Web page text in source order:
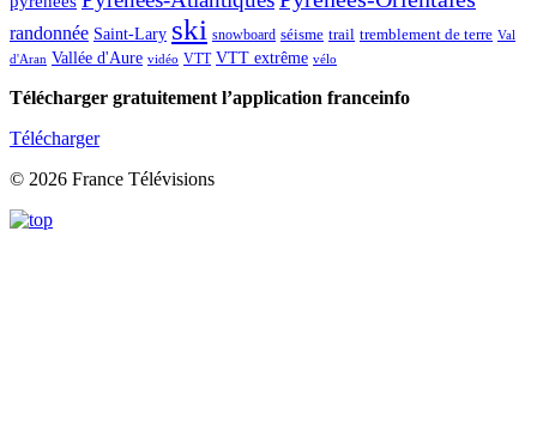
randonnée Saint-Lary ski snowboard séisme trail tremblement de terre Val
d'Aran Vallée d'Aure vidéo VTT VTT extrême vélo
Télécharger gratuitement l’application franceinfo
Télécharger
© 2026 France Télévisions